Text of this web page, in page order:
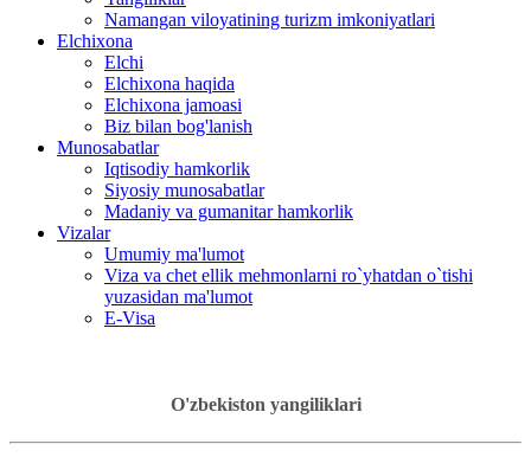
Namangan viloyatining turizm imkoniyatlari
Elchixona
Elchi
Elchixona haqida
Elchixona jamoasi
Biz bilan bog'lanish
Munosabatlar
Iqtisodiy hamkorlik
Siyosiy munosabatlar
Madaniy va gumanitar hamkorlik
Vizalar
Umumiy ma'lumot
Viza va chet ellik mehmonlarni ro`yhatdan o`tishi
yuzasidan ma'lumot
E-Visa
O'zbekiston yangiliklari